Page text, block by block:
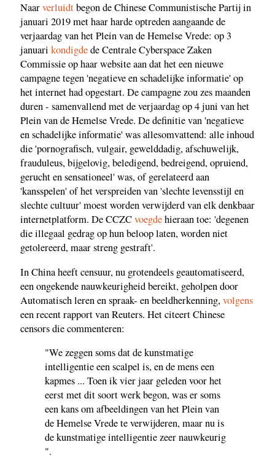
Naarverluidtbegon de Chinese Communistische Partij in
januari 2019 met haar harde optreden aangaande de
verjaardag van het Plein van de Hemelse Vrede: op 3
januari kondigdede Centrale Cyberspace Zaken
Commissie op haar website aan dat het een nieuwe
campagne tegen 'negatieve en schadelijke informatie' op
het internet had opgestart. De campagne zou zes maanden
duren - samenvallend met de verjaardag op 4 juni van het
Plein van de Hemelse Vrede. De definitie van 'negatieve
en schadelijke informatie' was allesomvattend: alle inhoud
die 'pornografisch, vulgair, gewelddadig, afschuwelijk,
frauduleus, bijgelovig, beledigend, bedreigend, opruiend,
gerucht en sensationeel' was, of gerelateerd aan
'kansspelen' of het verspreiden van 'slechte levensstijl en
slechte cultuur' moest worden verwijderd van elk denkbaar
internetplatform. De CCZCvoegdehieraan toe: 'degenen
die illegaal gedrag op hun beloop laten, worden niet
getolereerd, maar streng gestraft'.
In China heeft censuur, nu grotendeels geautomatiseerd,
een ongekende nauwkeurigheid bereikt, geholpen door
Automatisch leren en spraak- en beeldherkenning,volgens
een recent rapport van Reuters. Het citeert Chinese
censors die commenteren:
"We zeggen soms dat de kunstmatige
intelligentie een scalpel is, en de mens een
kapmes ... Toen ik vier jaar geleden voor het
eerst met dit soort werk begon, was er soms
een kans om afbeeldingen van het Plein van
de Hemelse Vrede te verwijderen, maar nu is
de kunstmatige intelligentie zeer nauwkeurig
".